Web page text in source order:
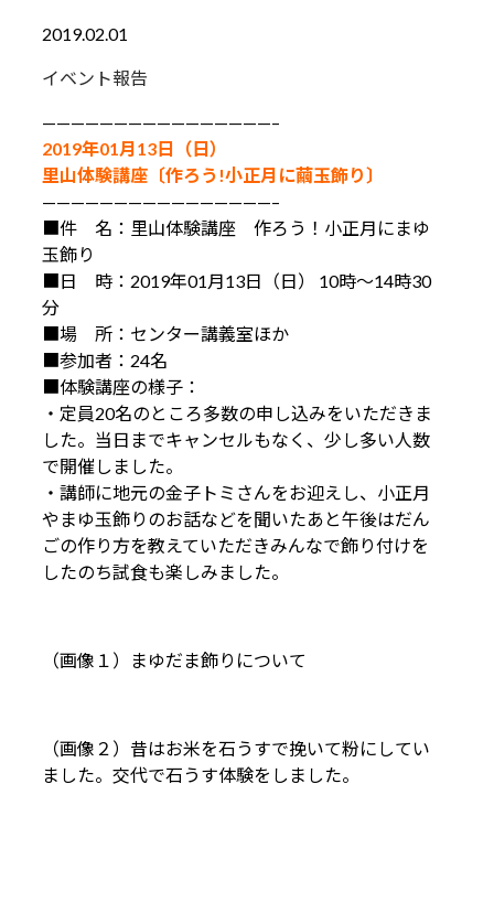
2019.02.01
イベント報告
————————————————–
2019年01月13日（日）
里山体験講座〔作ろう!小正月に繭玉飾り〕
————————————————–
■件 名：里山体験講座 作ろう！小正月にまゆ
玉飾り
■日 時：2019年01月13日（日） 10時～14時30
分
■場 所：センター講義室ほか
■参加者：24名
■体験講座の様子：
・定員20名のところ多数の申し込みをいただきま
した。当日までキャンセルもなく、少し多い人数
で開催しました。
・講師に地元の金子トミさんをお迎えし、小正月
やまゆ玉飾りのお話などを聞いたあと午後はだん
ごの作り方を教えていただきみんなで飾り付けを
したのち試食も楽しみました。
（画像１）まゆだま飾りについて
（画像２）昔はお米を石うすで挽いて粉にしてい
ました。交代で石うす体験をしました。